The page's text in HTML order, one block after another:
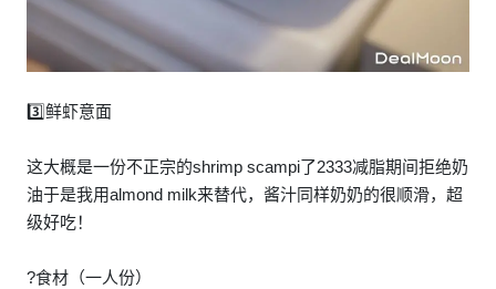
3️⃣鲜虾意面
这大概是一份不正宗的shrimp scampi了2333减脂期间拒绝奶
油于是我用almond milk来替代，酱汁同样奶奶的很顺滑，超
级好吃！
?食材（一人份）